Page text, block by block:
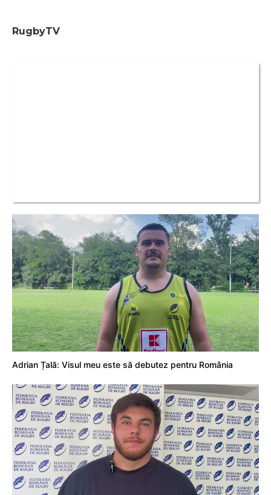
RugbyTV
Adrian Țală: Visul meu este să debutez pentru România